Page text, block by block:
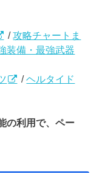
/攻略チャートま
装備・最強武器
/ヘルタイド
の利用で、ペー